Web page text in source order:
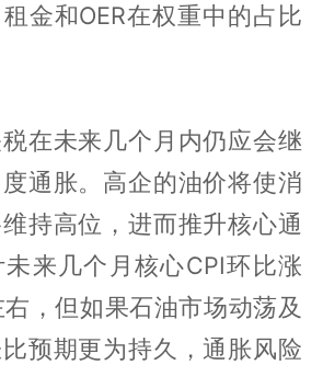
金和OER在权重中的占比
在未来几个月内仍应会继
通胀。高企的油价将使消
持高位，进而推升核心通
来几个月核心CPI环比涨
，但如果石油市场动荡及
预期更为持久，通胀风险